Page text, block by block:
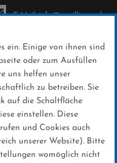
E-Mail: info@sc-willingen.de
ein. Einige von ihnen sind
oder zum Ausfüllen
uns helfen unser
zu betreiben. Sie
auf die Schaltfläche
einstellen. Diese
und Cookies auch
unserer Website). Bitte
womöglich nicht